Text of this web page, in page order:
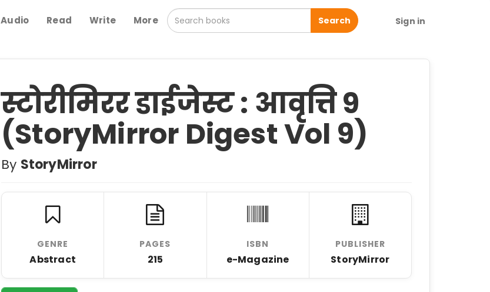
Audio Read Write More Search Sign in
स्टोरीमिरर डाईजेस्ट : आवृत्ति 9
(StoryMirror Digest Vol 9)
By StoryMirror
GENRE
Abstract
PAGES
215
ISBN
e-Magazine
PUBLISHER
StoryMirror